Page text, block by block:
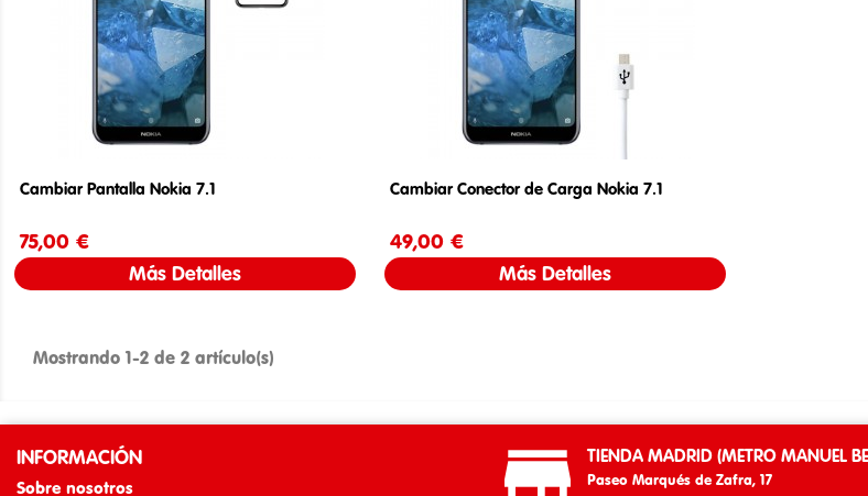
Cambiar Pantalla Nokia 7.1
75,00 €
Más Detalles
Cambiar Conector de Carga Nokia 7.1
49,00 €
Más Detalles
Mostrando 1-2 de 2 artículo(s)
INFORMACIÓN
Sobre nosotros
TIENDA MADRID (METRO MANUEL
Paseo Marqués de Zafra, 17